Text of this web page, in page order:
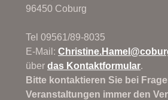
96450 Coburg
Tel 09561/89-8035
E-Mail:Christine.Hamel@
überdas Kontaktformular.
Bitte kontaktieren Sie bei
Veranstaltungen immer den